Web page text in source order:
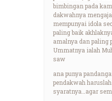
bimbingan pada
dakwahnya
mempunyai idola
paling baik
amalnya dan paling
Ummatnya ialah
saw
ana punya
pendakwah
syaratnya…agar